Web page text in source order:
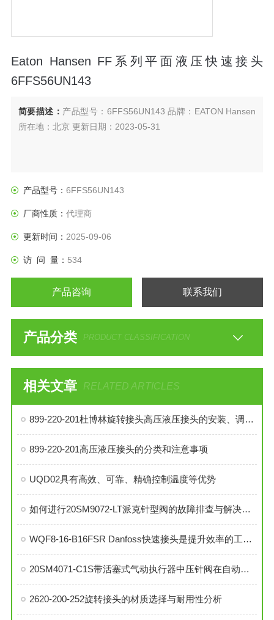
Eaton Hansen FF系列平面液压快速接头
6FFS56UN143
简要描述： 产品型号：6FFS56UN143 品牌：EATON Hansen
所在地：北京 更新日期：2023-05-31
产品型号： 6FFS56UN143
厂商性质： 代理商
更新时间： 2025-09-06
访 问 量： 534
产品咨询 联系我们
产品分类 PRODUCT CLASSIFICATION
相关文章 RELATED ARTICLES
899-220-201杜博林旋转接头高压液压接头的安装、调试与维护技巧
899-220-201高压液压接头的分类和注意事项
UQD02具有高效、可靠、精确控制温度等优势
如何进行20SM9072-LT派克针型阀的故障排查与解决措施？
WQF8-16-B16FSR Danfoss快速接头是提升效率的工业连接解决方案
20SM4071-C1S带活塞式气动执行器中压针阀在自动化系统中的角色与功能
2620-200-252旋转接头的材质选择与耐用性分析